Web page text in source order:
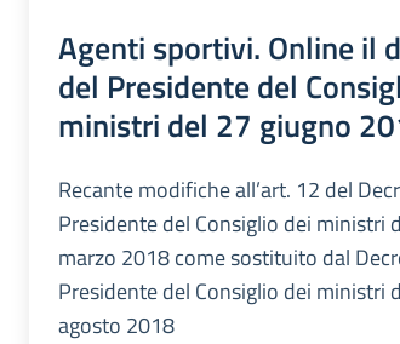
Agenti sportivi. Online il
del Presidente del
ministri del 27 giugno
Recante modifiche all’art. 12 del
Presidente del Consiglio dei ministri
marzo 2018 come sostituito dal
Presidente del Consiglio dei ministri
agosto 2018